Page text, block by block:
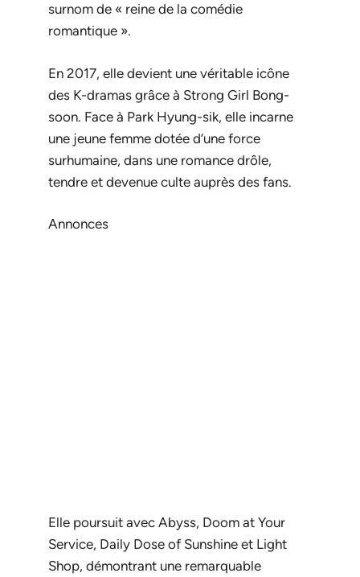
surnom de « reine de la comédie
romantique ».
En 2017, elle devient une véritable icône
des K-dramas grâce à Strong Girl Bong-
soon. Face à Park Hyung-sik, elle incarne
une jeune femme dotée d’une force
surhumaine, dans une romance drôle,
tendre et devenue culte auprès des fans.
Annonces
Elle poursuit avec Abyss, Doom at Your
Service, Daily Dose of Sunshine et Light
Shop, démontrant une remarquable